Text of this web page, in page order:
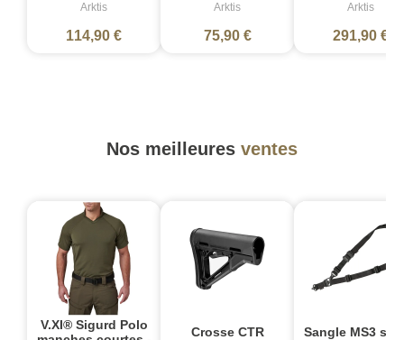
Arktis
114,90 €
Arktis
75,90 €
Arktis
291,90 €
Nos meilleures ventes
V.XI® Sigurd Polo
Crosse CTR
Sangle MS3